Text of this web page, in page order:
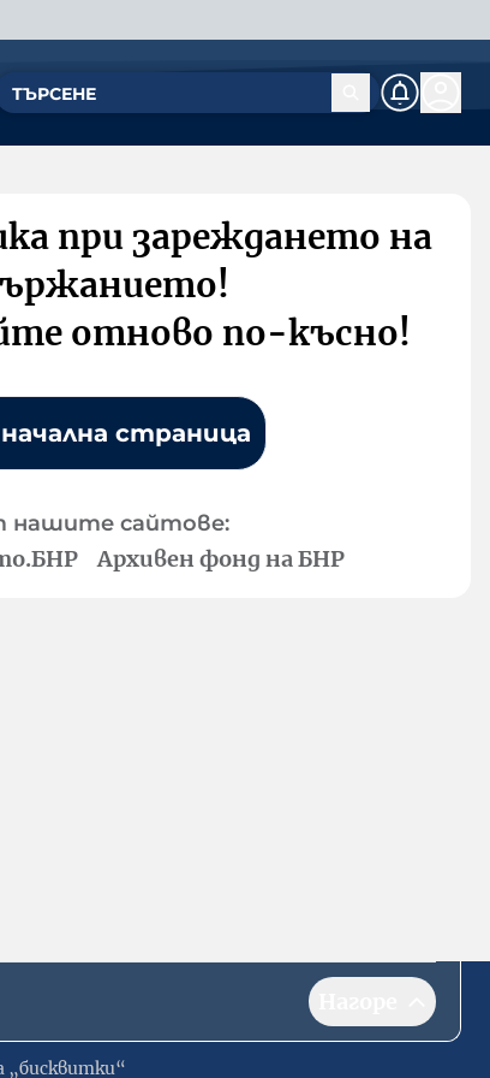
при зареждането на
отново по-късно!
страница
нашите сайтове:
Архивен фонд на БНР
„бисквитки“